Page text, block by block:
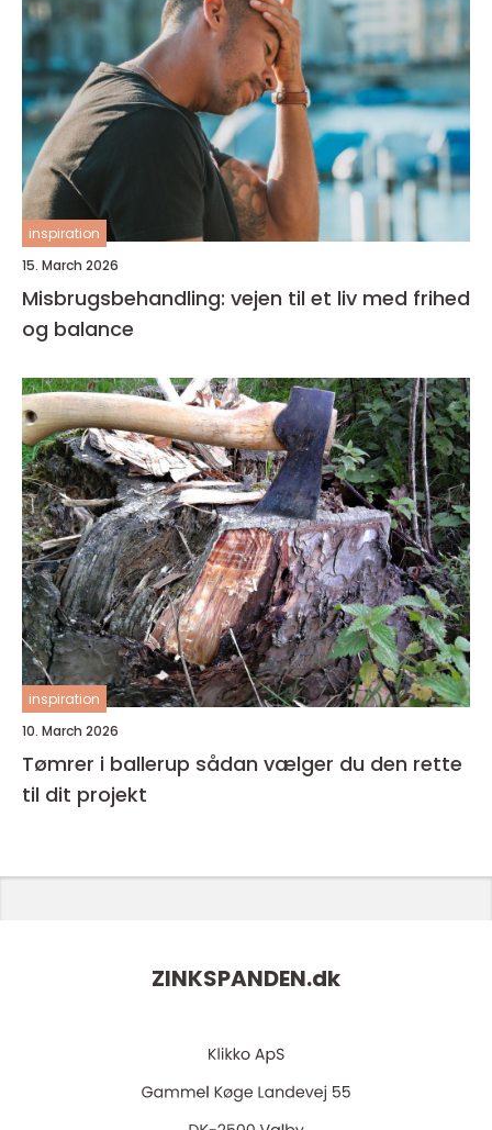
inspiration
15. March 2026
Misbrugsbehandling: vejen til et liv med frihed
og balance
inspiration
10. March 2026
Tømrer i ballerup sådan vælger du den rette
til dit projekt
ZINKSPANDEN.dk